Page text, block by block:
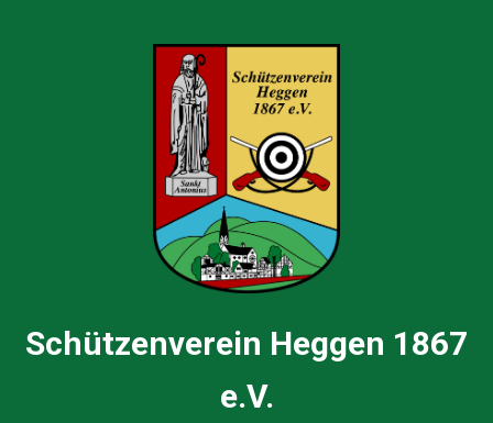
Schützenverein Heggen 1867
e.V.